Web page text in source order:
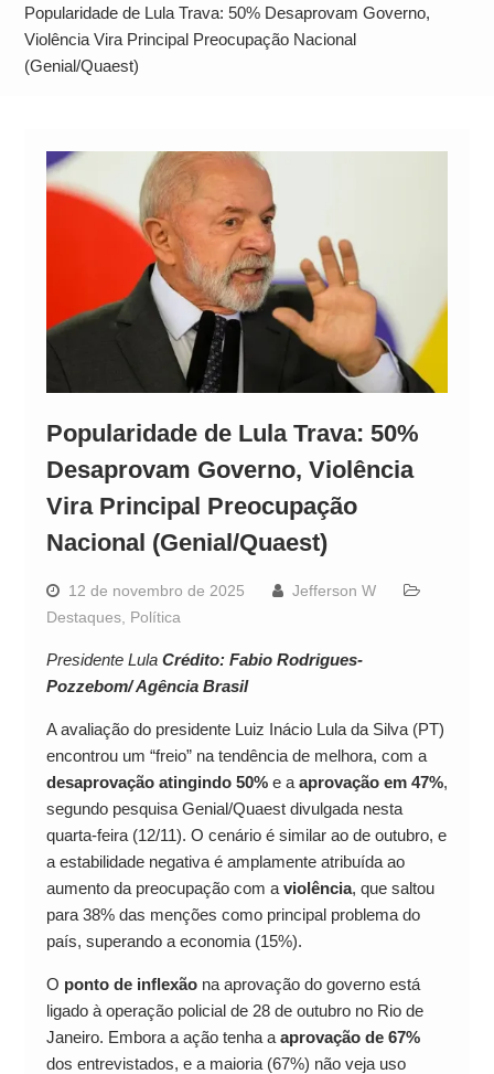
Alto
Popularidade de Lula Trava: 50% Desaprovam Governo,
Violência Vira Principal Preocupação Nacional
(Genial/Quaest)
Popularidade de Lula Trava: 50%
Desaprovam Governo, Violência
Vira Principal Preocupação
Nacional (Genial/Quaest)
12 de novembro de 2025
Jefferson W
Destaques, Política
Presidente Lula Crédito: Fabio Rodrigues-
Pozzebom/ Agência Brasil
A avaliação do presidente Luiz Inácio Lula da Silva (PT)
encontrou um “freio” na tendência de melhora, com a
desaprovação atingindo 50%e a aprovação em 47%,
segundo pesquisa Genial/Quaest divulgada nesta
quarta-feira (12/11). O cenário é similar ao de outubro, e
a estabilidade negativa é amplamente atribuída ao
aumento da preocupação com a violência, que saltou
para 38% das menções como principal problema do
país, superando a economia (15%).
O ponto de inflexãona aprovação do governo está
ligado à operação policial de 28 de outubro no Rio de
Janeiro. Embora a ação tenha a aprovação de 67%
dos entrevistados, e a maioria (67%) não veja uso